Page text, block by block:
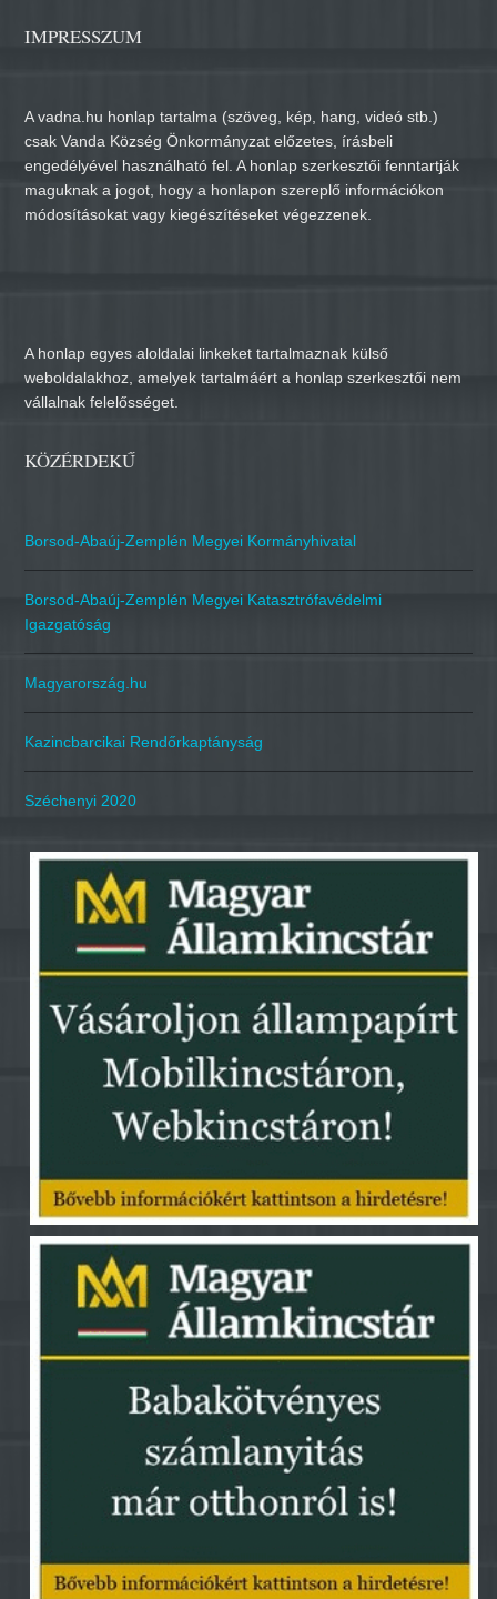
IMPRESSZUM
A vadna.hu honlap tartalma (szöveg, kép, hang, videó stb.)
csak Vanda Község Önkormányzat előzetes, írásbeli
engedélyével használható fel. A honlap szerkesztői fenntartják
maguknak a jogot, hogy a honlapon szereplő információkon
módosításokat vagy kiegészítéseket végezzenek.
A honlap egyes aloldalai linkeket tartalmaznak külső
weboldalakhoz, amelyek tartalmáért a honlap szerkesztői nem
vállalnak felelősséget.
KÖZÉRDEKŰ
Borsod-Abaúj-Zemplén Megyei Kormányhivatal
Borsod-Abaúj-Zemplén Megyei Katasztrófavédelmi
Igazgatóság
Magyarország.hu
Kazincbarcikai Rendőrkaptányság
Széchenyi 2020